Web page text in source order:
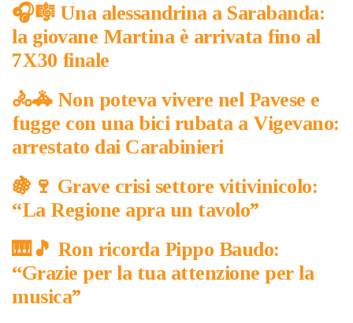
🎧​​🎼​ Una alessandrina a Sarabanda:
la giovane Martina è arrivata fino al
7X30 finale
🚴​🚓​ Non poteva vivere nel Pavese e
fugge con una bici rubata a Vigevano:
arrestato dai Carabinieri
🍇​🍷 Grave crisi settore vitivinicolo:
“La Regione apra un tavolo”
🎹​🎵​ Ron ricorda Pippo Baudo:
“Grazie per la tua attenzione per la
musica”